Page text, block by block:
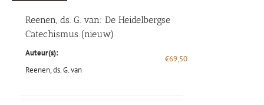
Reenen, ds. G. van: De Heidelbergse
Catechismus (nieuw)
Auteur(s):
Reenen, ds. G. van
€69,50